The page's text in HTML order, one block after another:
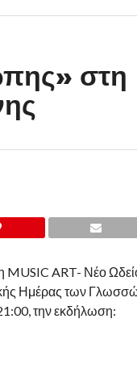
στη
ART- Νέο
Ημέρας των
την εκδήλωση: